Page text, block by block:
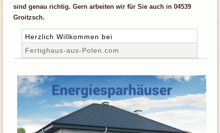
sind genau richtig. Gern arbeiten wir für Sie auch in 04539
Groitzsch.
Herzlich Willkommen bei
Fertighaus-aus-Polen.com